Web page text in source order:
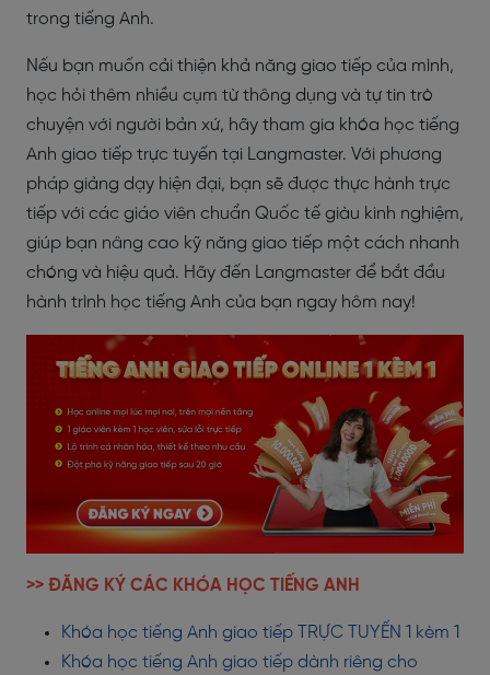
trong tiếng Anh.
Nếu bạn muốn cải thiện khả năng giao tiếp của mình,
học hỏi thêm nhiều cụm từ thông dụng và tự tin trò
chuyện với người bản xứ, hãy tham gia khóa học tiếng
Anh giao tiếp trực tuyến tại Langmaster. Với phương
pháp giảng dạy hiện đại, bạn sẽ được thực hành trực
tiếp với các giáo viên chuẩn Quốc tế giàu kinh nghiệm,
giúp bạn nâng cao kỹ năng giao tiếp một cách nhanh
chóng và hiệu quả. Hãy đến Langmaster để bắt đầu
hành trình học tiếng Anh của bạn ngay hôm nay!
>> ĐĂNG KÝ CÁC KHÓA HỌC TIẾNG ANH
Khóa học tiếng Anh giao tiếp TRỰC TUYẾN 1 kèm 1
Khóa học tiếng Anh giao tiếp dành riêng cho